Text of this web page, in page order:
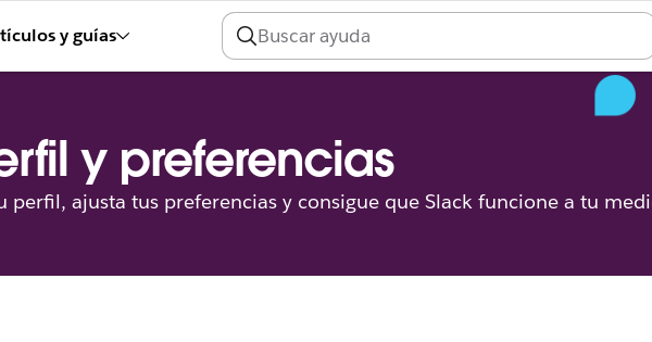
y guías
y preferencias
perfil, ajusta tus preferencias y consigue que Slack funcione a tu